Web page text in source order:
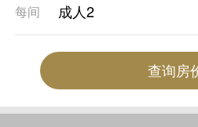
每间 成人2
查询房